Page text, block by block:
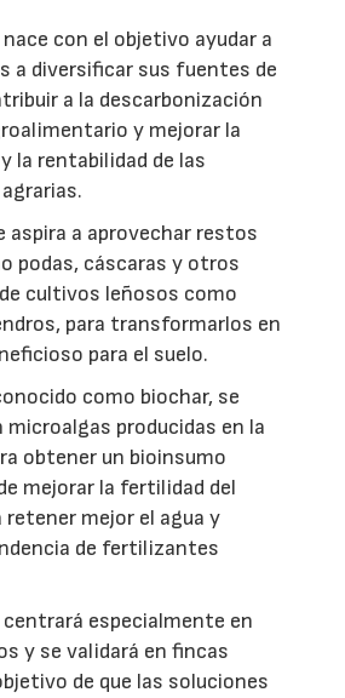
con el objetivo ayudar a
a diversificar sus fuentes de
a la descarbonización
y mejorar la
la rentabilidad de las
aspira a aprovechar restos
podas, cáscaras y otros
cultivos leñosos como
para transformarlos en
para el suelo.
como biochar, se
microalgas producidas en la
obtener un bioinsumo
mejorar la fertilidad del
retener mejor el agua y
de fertilizantes
especialmente en
y se validará en fincas
de que las soluciones